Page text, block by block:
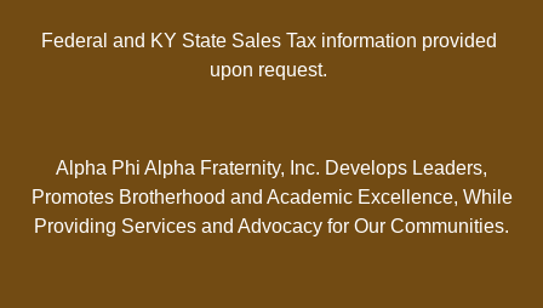
Federal and KY State Sales Tax information provided
upon request.
Alpha Phi Alpha Fraternity, Inc. Develops Leaders,
Promotes Brotherhood and Academic Excellence, While
Providing Services and Advocacy for Our Communities.